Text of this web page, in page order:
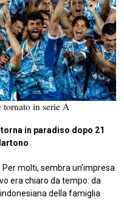
in serie A
in paradiso dopo 21
Per molti, sembra un’impresa
era chiaro da tempo: da
della famiglia